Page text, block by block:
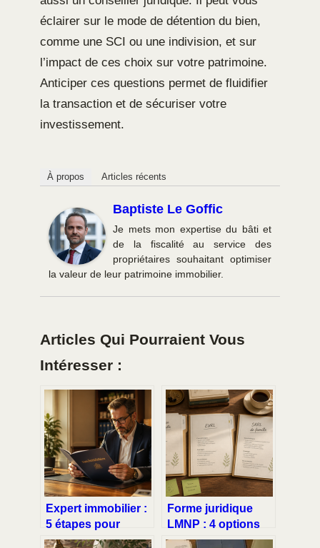
éclairer sur le mode de détention du bien,
comme une SCI ou une indivision, et sur
l’impact de ces choix sur votre patrimoine.
Anticiper ces questions permet de fluidifier
la transaction et de sécuriser votre
investissement.
À propos Articles récents
Baptiste Le Goffic
Je mets mon expertise du bâti et
de la fiscalité au service des
propriétaires souhaitant optimiser
la valeur de leur patrimoine immobilier.
Articles Qui Pourraient Vous
Intéresser :
Expert immobilier :
5 étapes pour
maîtriser la valeur
Forme juridique
LMNP : 4 options
pour sécuriser